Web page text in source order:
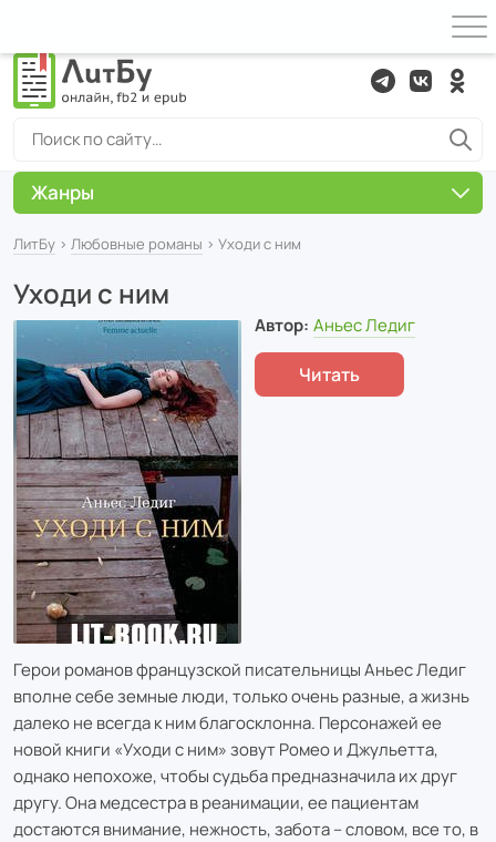
ЛитБу › Любовные романы › Уходи с ним
Уходи с ним
Автор: Аньес Ледиг
Читать
Герои романов французской писательницы Аньес Ледиг
вполне себе земные люди, только очень разные, а жизнь
далеко не всегда к ним благосклонна. Персонажей ее
новой книги «Уходи с ним» зовут Ромео и Джульетта,
однако непохоже, чтобы судьба предназначила их друг
другу. Она медсестра в реанимации, ее пациентам
достаются внимание, нежность, забота – словом, все то, в
Жанры